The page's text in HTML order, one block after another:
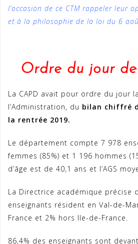
l’occasion de ce CTM rappeler leur
et à la philosophie de la loi du 6
Ordre du jour
La CAPD avait pour ordre du jour
l’Administration, du bilan chiffré
la rentrée 2019.
Le département compte 7 978
femmes (85%) et 1 196 hommes
d’âge est de 40,1 ans et l’AGS
La Directrice académique précise
enseignants résident en Val-de-
France et 2% hors Ile-de-France.
86,4% des enseignants sont